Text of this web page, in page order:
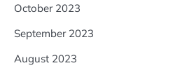
October 2023
September 2023
August 2023